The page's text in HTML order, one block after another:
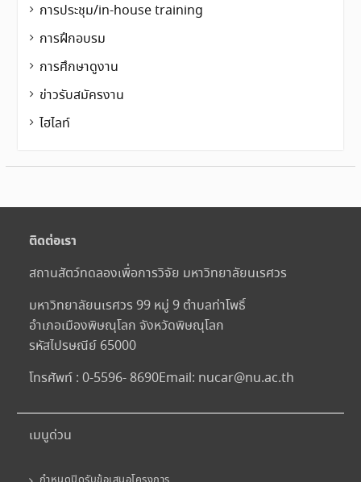
การประชุม/in-house training
การฝึกอบรม
การศึกษาดูงาน
ข่าวรับสมัครงาน
ไฮไลท์
ติดต่อเรา
สถานสัตว์ทดลองเพื่อการวิจัย มหาวิทยาลัยนเรศวร
มหาวิทยาลัยนเรศวร 99 หมู่ 9 ตำบลท่าโพธิ์
อำเภอเมืองพิษณุโลก จังหวัดพิษณุโลก
รหัสไปรษณีย์ 65000
โทรศัพท์ : 0-5596- 8690Email: nucar@nu.ac.th
เมนูด่วน